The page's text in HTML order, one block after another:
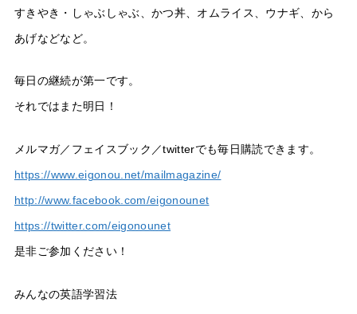
すきやき・しゃぶしゃぶ、かつ丼、オムライス、ウナギ、から
あげなどなど。
毎日の継続が第一です。
それではまた明日！
メルマガ／フェイスブック／twitterでも毎日購読できます。
https://www.eigonou.net/mailmagazine/
http://www.facebook.com/eigonounet
https://twitter.com/eigonounet
是非ご参加ください！
みんなの英語学習法